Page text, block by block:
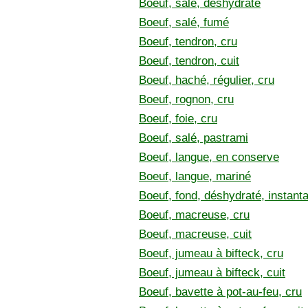
Boeuf, salé, déshydraté
Boeuf, salé, fumé
Boeuf, tendron, cru
Boeuf, tendron, cuit
Boeuf, haché, régulier, cru
Boeuf, rognon, cru
Boeuf, foie, cru
Boeuf, salé, pastrami
Boeuf, langue, en conserve
Boeuf, langue, mariné
Boeuf, fond, déshydraté,
Boeuf, macreuse, cru
Boeuf, macreuse, cuit
Boeuf, jumeau à bifteck, cru
Boeuf, jumeau à bifteck, cuit
Boeuf, bavette à pot-au-feu, cru